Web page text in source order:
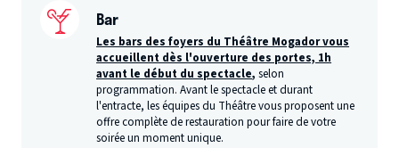
Bar
Les bars des foyers du Théâtre Mogador vous
accueillent dès l'ouverture des portes, 1h
avant le début du spectacle, selon
programmation. Avant le spectacle et durant
l'entracte, les équipes du Théâtre vous proposent une
offre complète de restauration pour faire de votre
soirée un moment unique.